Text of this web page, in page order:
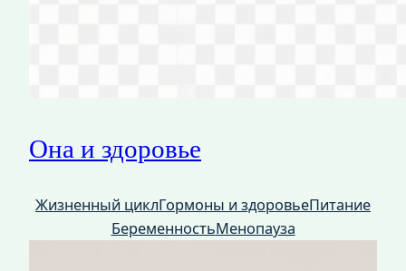
Она и здоровье
Жизненный циклГормоны и здоровьеПитание
БеременностьМенопауза